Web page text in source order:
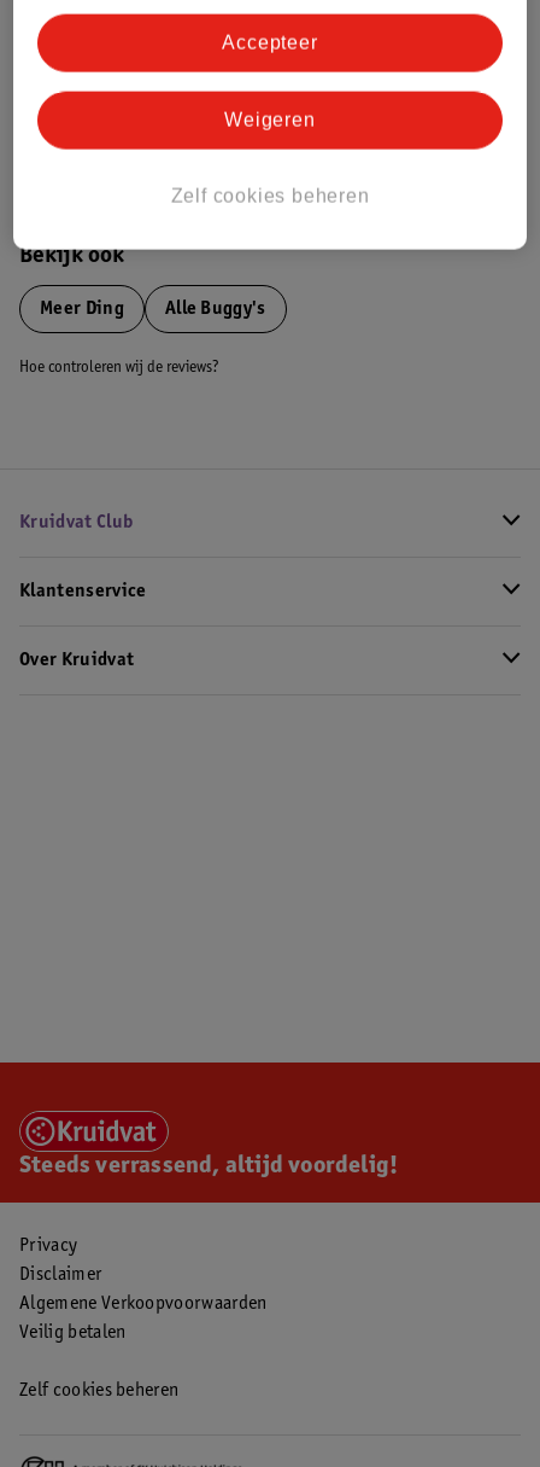
Dit product heeft (nog) geen Nature
Impact Score.
Meer informatie
Bekijk ook
Meer Ding Alle Buggy's
Hoe controleren wij de reviews?
Kruidvat Club
Klantenservice
Over Kruidvat
Steeds verrassend, altijd voordelig!
Privacy
Disclaimer
Algemene Verkoopvoorwaarden
Veilig betalen
Zelf cookies beheren
Zelf cookies beheren
Weigeren
Accepteer